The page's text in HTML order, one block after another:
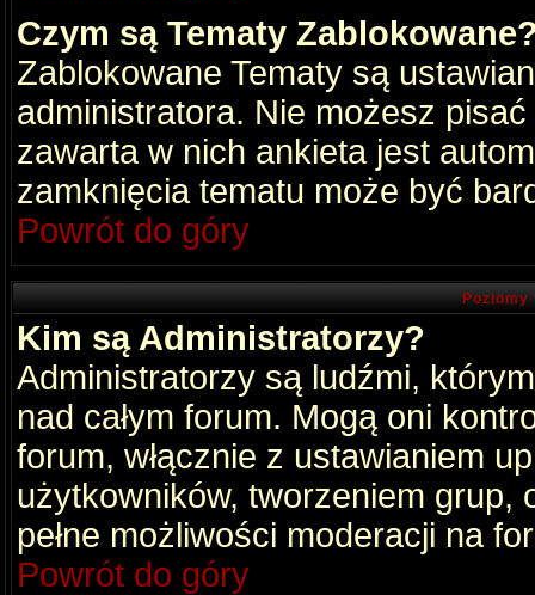
Czym są Tematy
Zablokowane Tematy są
administratora. Nie możesz
zawarta w nich ankieta jest
zamknięcia tematu może być
Powrót do góry
Kim są Administratorzy?
Administratorzy są ludźmi,
nad całym forum. Mogą oni
forum, włącznie z ustawianiem
użytkowników, tworzeniem grup,
pełne możliwości moderacji na
Powrót do góry